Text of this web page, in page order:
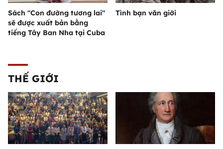
Sách "Con đường tương lai"
sẽ được xuất bản bằng
tiếng Tây Ban Nha tại Cuba
Tình bạn văn giới
THẾ GIỚI